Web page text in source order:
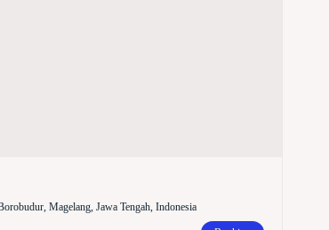
Magelang, Jawa Tengah, Indonesia